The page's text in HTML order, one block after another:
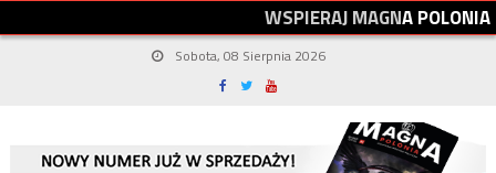
WSPIERAJMAGNAPOLONIA
Sobota, 08 Sierpnia 2026